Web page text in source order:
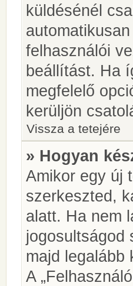
küldésénél
felhasználói
beállítást. Ha
megfelelő
kerüljön
Vissza a tetejére
» Hogyan
Amikor egy új
szerkeszted,
alatt. Ha nem
jogosultságod
majd legalább
A